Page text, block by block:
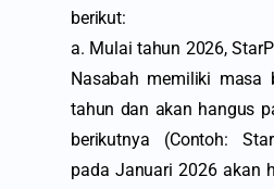
berikut:
a. Mulai tahun 2026,
Nasabah memiliki masa
tahun dan akan hangus
berikutnya (Contoh:
pada Januari 2026 akan